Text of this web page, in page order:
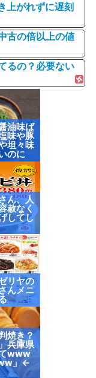
上がれずに遅刻
古の倍以上の値
るの？必要ない
油味ば
味や豚
坦々味
のに
ん、人
赦なく
してし
リヤの
んメニ
焼き？
兵庫県
www
」←